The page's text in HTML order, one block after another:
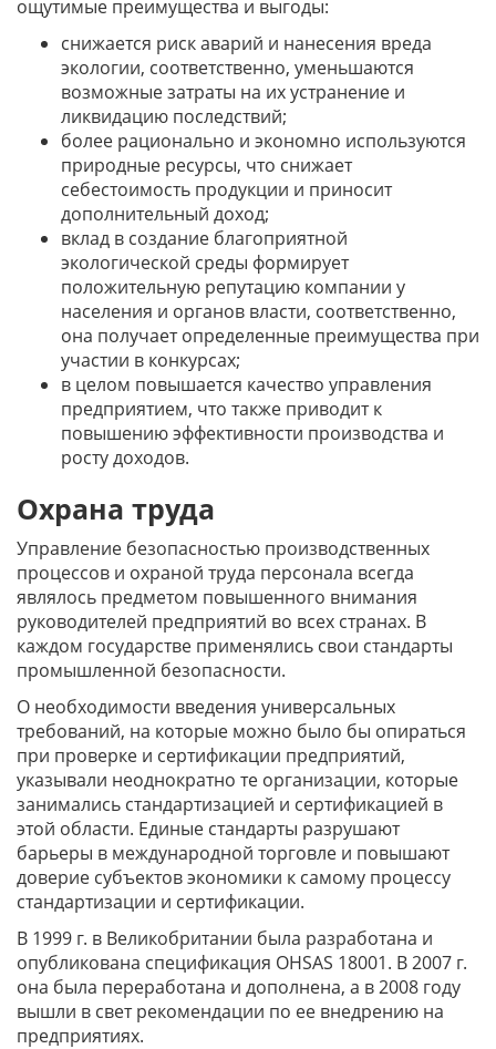
ощутимые преимущества и выгоды:
снижается риск аварий и нанесения вреда
экологии, соответственно, уменьшаются
возможные затраты на их устранение и
ликвидацию последствий;
более рационально и экономно используются
природные ресурсы, что снижает
себестоимость продукции и приносит
дополнительный доход;
вклад в создание благоприятной
экологической среды формирует
положительную репутацию компании у
населения и органов власти, соответственно,
она получает определенные преимущества при
участии в конкурсах;
в целом повышается качество управления
предприятием, что также приводит к
повышению эффективности производства и
росту доходов.
Охрана труда
Управление безопасностью производственных
процессов и охраной труда персонала всегда
являлось предметом повышенного внимания
руководителей предприятий во всех странах. В
каждом государстве применялись свои стандарты
промышленной безопасности.
О необходимости введения универсальных
требований, на которые можно было бы опираться
при проверке и сертификации предприятий,
указывали неоднократно те организации, которые
занимались стандартизацией и сертификацией в
этой области. Единые стандарты разрушают
барьеры в международной торговле и повышают
доверие субъектов экономики к самому процессу
стандартизации и сертификации.
В 1999 г. в Великобритании была разработана и
опубликована спецификация OHSAS 18001. В 2007 г.
она была переработана и дополнена, а в 2008 году
вышли в свет рекомендации по ее внедрению на
предприятиях.